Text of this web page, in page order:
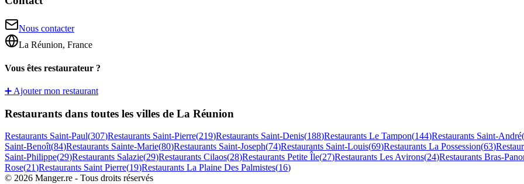
Nous contacter
La Réunion, France
Vous êtes restaurateur ?
➕ Ajouter mon restaurant
Restaurants dans toutes les villes de La Réunion
Restaurants Saint-Paul(307)Restaurants Saint-Pierre(219)Restaurants Saint-Denis(188)Restaurants Le Tampon(144)Restaurants Saint-André(
Saint-Benoît(84)Restaurants Sainte-Marie(80)Restaurants Saint-Joseph(74)Restaurants Saint-Louis(69)Restaurants La Possession(63)
Saint-Philippe(29)Restaurants Salazie(29)Restaurants Cilaos(28)Restaurants Petite Île(27)Restaurants Les Avirons(24)Restaurants Bras-
Rose(21)Restaurants Saint Pierre(19)Restaurants La Plaine Des Palmistes(16)
© 2026 Manger.re - Tous droits réservés